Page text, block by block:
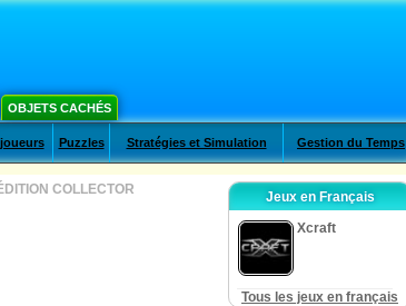
OBJETS CACHÉS
Puzzles Stratégies et Simulation Gestion du Temps
COLLECTOR
Jeux en Français
Xcraft
Tous les jeux en français